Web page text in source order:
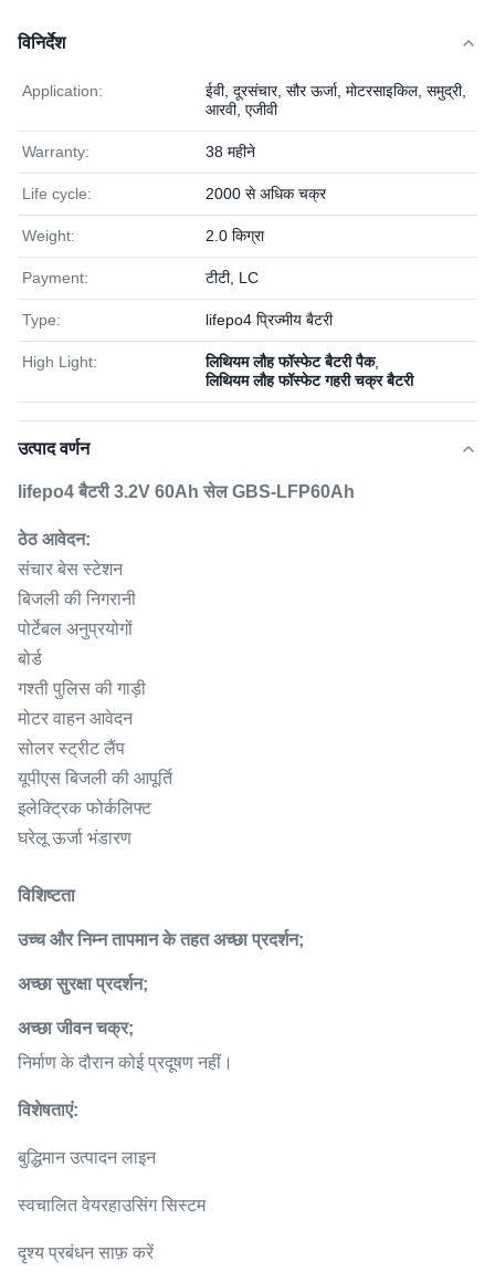
विनिर्देश
Application:
ईवी, दूरसंचार, सौर ऊर्जा, मोटरसाइकिल, समुद्री,
आरवी, एजीवी
Warranty: 38 महीने
Life cycle: 2000 से अधिक चक्र
Weight: 2.0 किग्रा
Payment: टीटी, LC
Type: lifepo4 प्रिज्मीय बैटरी
High Light: लिथियम लौह फॉस्फेट बैटरी पैक,
लिथियम लौह फॉस्फेट गहरी चक्र बैटरी
उत्पाद वर्णन
lifepo4 बैटरी 3.2V 60Ah सेल GBS-LFP60Ah
ठेठ आवेदन:
संचार बेस स्टेशन
बिजली की निगरानी
पोर्टेबल अनुप्रयोगों
बोर्ड
गश्ती पुलिस की गाड़ी
मोटर वाहन आवेदन
सोलर स्ट्रीट लैंप
यूपीएस बिजली की आपूर्ति
इलेक्ट्रिक फोर्कलिफ्ट
घरेलू ऊर्जा भंडारण
विशिष्टता
उच्च और निम्न तापमान के तहत अच्छा प्रदर्शन;
अच्छा सुरक्षा प्रदर्शन;
अच्छा जीवन चक्र;
निर्माण के दौरान कोई प्रदूषण नहीं।
विशेषताएं:
बुद्धिमान उत्पादन लाइन
स्वचालित वेयरहाउसिंग सिस्टम
दृश्य प्रबंधन साफ़ करें